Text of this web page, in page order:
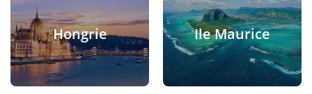
Hongrie Ile Maurice